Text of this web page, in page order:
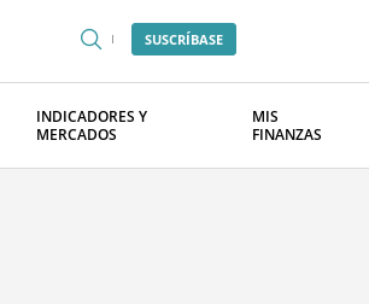
SUSCRÍBASE
INDICADORES Y
MERCADOS
MIS
FINANZAS